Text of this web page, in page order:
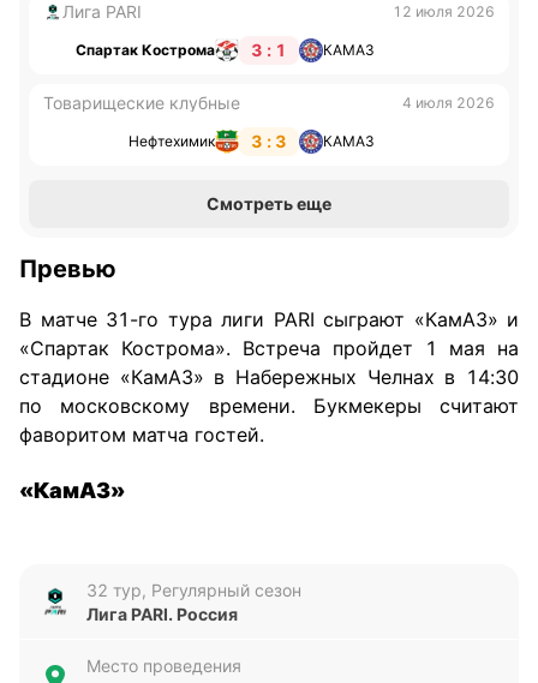
Лига PARI 12 июля 2026
Спартак Кострома 3 : 1 КАМАЗ
Товарищеские клубные 4 июля 2026
Нефтехимик 3 : 3 КАМАЗ
Смотреть еще
Превью
В матче 31-го тура лиги PARI сыграют «КамАЗ» и
«Спартак Кострома». Встреча пройдет 1 мая на
стадионе «КамАЗ» в Набережных Челнах в 14:30
по московскому времени. Букмекеры считают
фаворитом матча гостей.
«КамАЗ»
шестой строчки в таблице. Весной банда Хазова
слила всего два матча из 10, но и побеждает
32 тур, Регулярный сезон
Лига PARI. Россия
Место проведения